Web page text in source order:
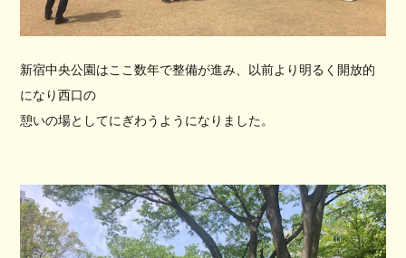
新宿中央公園はここ数年で整備が進み、以前より明るく開放的
になり西口の
憩いの場としてにぎわうようになりました。